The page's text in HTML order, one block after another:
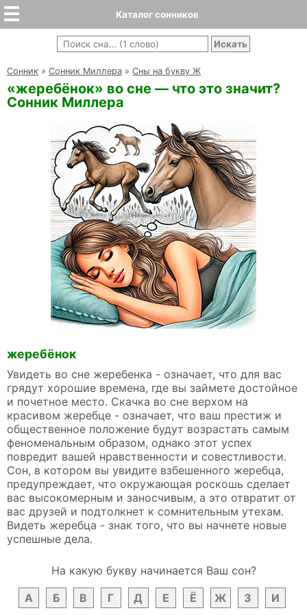
Каталог сонников
Cонник » Сонник Миллера » Сны на букву Ж
«жеребёнок» во сне — что это значит?
Сонник Миллера
жеребёнок
Увидеть во сне жеребенка - означает, что для вас
грядут хорошие времена, где вы займете достойное
и почетное место. Скачка во сне верхом на
красивом жеребце - означает, что ваш престиж и
общественное положение будут возрастать самым
феноменальным образом, однако этот успех
повредит вашей нравственности и совестливости.
Сон, в котором вы увидите взбешенного жеребца,
предупреждает, что окружающая роскошь сделает
вас высокомерным и заносчивым, а это отвратит от
вас друзей и подтолкнет к сомнительным утехам.
Видеть жеребца - знак того, что вы начнете новые
успешные дела.
На какую букву начинается Ваш сон?
А
Б В Г Д Е Ё Ж З И